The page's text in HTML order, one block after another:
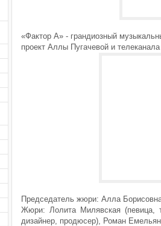
«Фактор А» - грандиозный
проект Аллы Пугачевой и
Председатель жюри: Алла
Жюри: Лолита Милявская (певица,
дизайнер, продюсер), Роман